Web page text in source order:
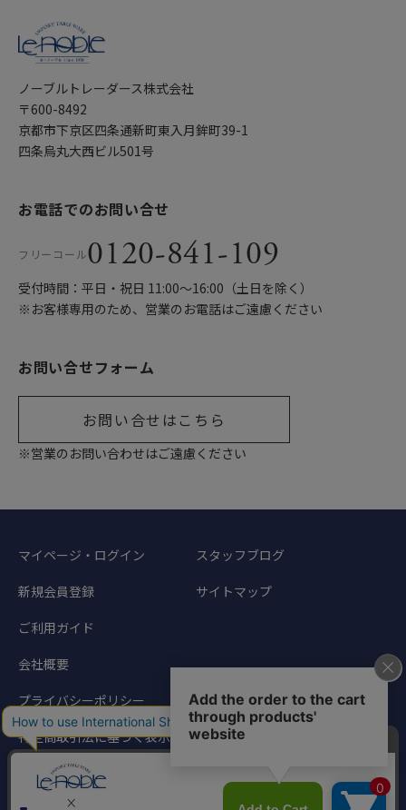
ノーブルトレーダース株式会社
〒600-8492
京都市下京区四条通新町東入月鉾町39-1
四条烏丸大西ビル501号
お電話でのお問い合せ
フリーコール0120-841-109
受付時間：平日・祝日 11:00〜16:00（土日を除く）
※お客様専用のため、営業のお電話はご遠慮ください
お問い合せフォーム
お問い合せはこちら
※営業のお問い合わせはご遠慮ください
マイページ・ログイン
新規会員登録
ご利用ガイド
会社概要
プライバシーポリシー
特定商取引法に基づく表示
スタッフブログ
サイトマップ